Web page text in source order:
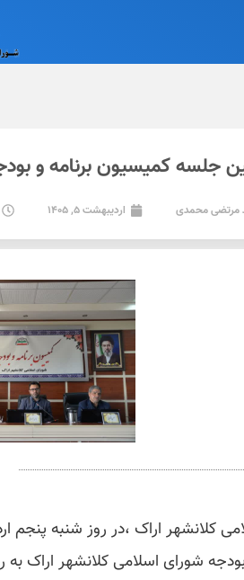
کمیسیون برنامه و
مرتضی محمدی اردیبهشت ۵, ۱۴۰۵
کلانشهر اراک ،در روز شنبه پنجم
شورای اسلامی کلانشهر اراک